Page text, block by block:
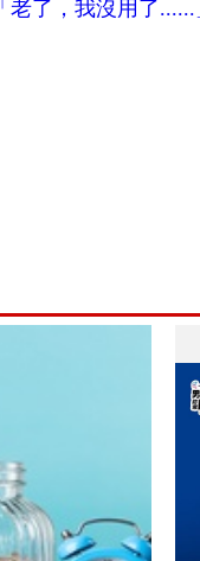
「老了，我沒用了